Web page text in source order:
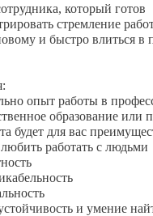
который готов
стремление
и быстро влиться в
опыт работы в
образование или
будет для вас
работать с людьми
и умение